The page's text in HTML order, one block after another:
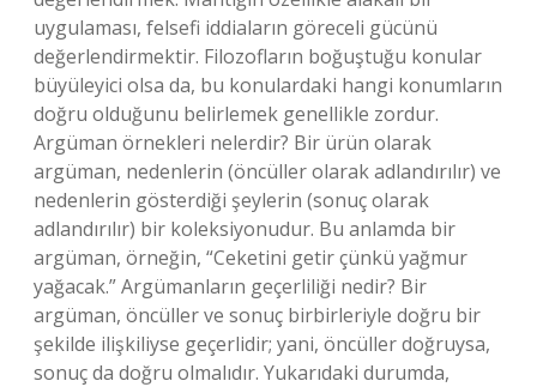
uygulaması, felsefi iddiaların göreceli gücünü
değerlendirmektir. Filozofların boğuştuğu konular
büyüleyici olsa da, bu konulardaki hangi konumların
doğru olduğunu belirlemek genellikle zordur.
Argüman örnekleri nelerdir? Bir ürün olarak
argüman, nedenlerin (öncüller olarak adlandırılır) ve
nedenlerin gösterdiği şeylerin (sonuç olarak
adlandırılır) bir koleksiyonudur. Bu anlamda bir
argüman, örneğin, “Ceketini getir çünkü yağmur
yağacak.” Argümanların geçerliliği nedir? Bir
argüman, öncüller ve sonuç birbirleriyle doğru bir
şekilde ilişkiliyse geçerlidir; yani, öncüller doğruysa,
sonuç da doğru olmalıdır. Yukarıdaki durumda,